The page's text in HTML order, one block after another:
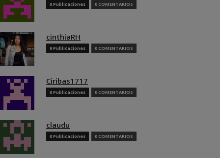
0 Publicaciones 0 COMENTARIOS
cinthiaRH
9 Publicaciones 0 COMENTARIOS
Ciribas1717
0 Publicaciones 0 COMENTARIOS
claudu
0 Publicaciones 0 COMENTARIOS